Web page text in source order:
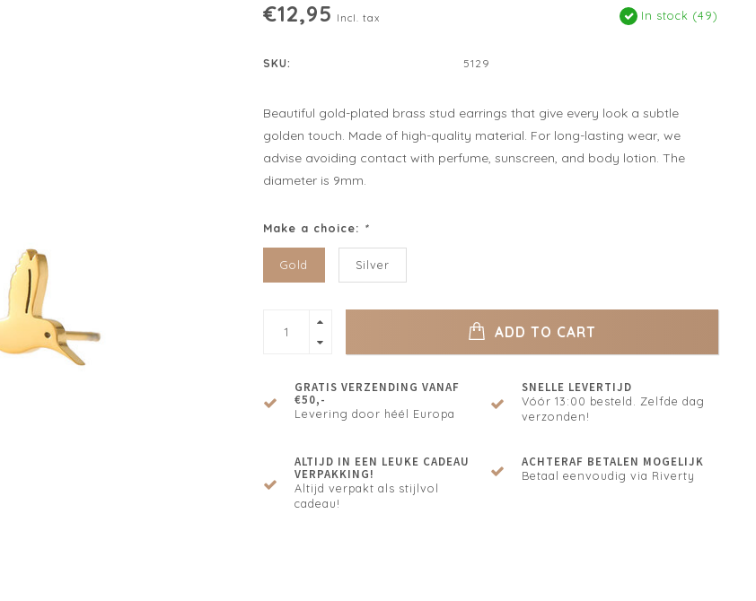
€12,95 Incl. tax In stock (49)
SKU: 5129
Beautiful gold-plated brass stud earrings that give every look a subtle
golden touch. Made of high-quality material. For long-lasting wear, we
advise avoiding contact with perfume, sunscreen, and body lotion. The
diameter is 9mm.
Make a choice: *
Gold Silver
ADD TO CART
GRATIS VERZENDING VANAF
€50,-
Levering door héél Europa
SNELLE LEVERTIJD
Vóór 13:00 besteld. Zelfde dag
verzonden!
ALTIJD IN EEN LEUKE CADEAU
VERPAKKING!
Altijd verpakt als stijlvol
cadeau!
ACHTERAF BETALEN MOGELIJK
Betaal eenvoudig via Riverty